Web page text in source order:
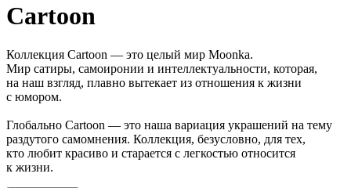
Cartoon
Коллекция Cartoon — это целый мир Moonka.
Мир сатиры, самоиронии и интеллектуальности, которая,
на наш взгляд, плавно вытекает из отношения к жизни
с юмором.
Глобально Cartoon — это наша вариация украшений на тему
раздутого самомнения. Коллекция, безусловно, для тех,
кто любит красиво и старается с легкостью относится
к жизни.